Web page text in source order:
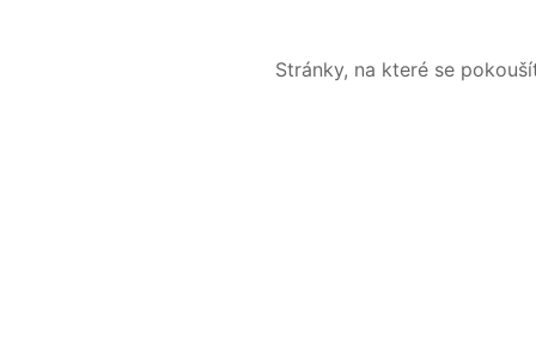
Stránky, na které se